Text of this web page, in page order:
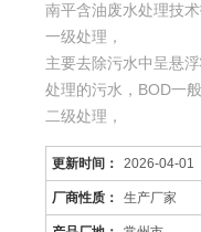
南平含油废水处理技
一级处理，
主要去除污水中呈悬
处理的污水，BOD一
二级处理，
主要去除污水中呈胶
机污染物达到排放标准
三级处理，
进一步处理难降解的
更新时间： 2026-04-01
厂商性质： 生产厂家